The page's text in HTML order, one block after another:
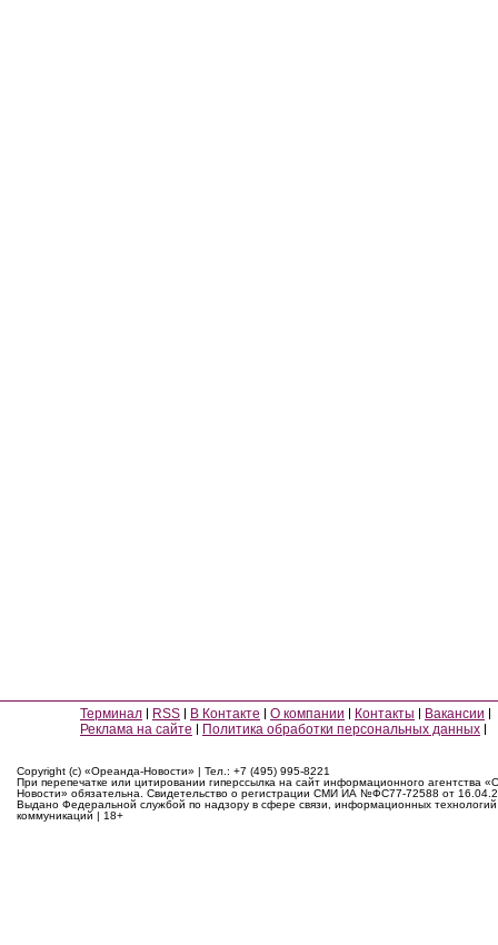
Терминал RSS В Контакте О компании Контакты
Вакансии
Реклама на сайте
Политика обработки персональных данных
Copyright (c) «Ореанда-Новости» | Тел.: +7 (495) 995-8221
При перепечатке или цитировании гиперссылка на сайт информационного агентства
Новости» обязательна. Свидетельство о регистрации СМИ ИА №ФС77-72588 от
Выдано Федеральной службой по надзору в сфере связи, информационных
коммуникаций | 18+